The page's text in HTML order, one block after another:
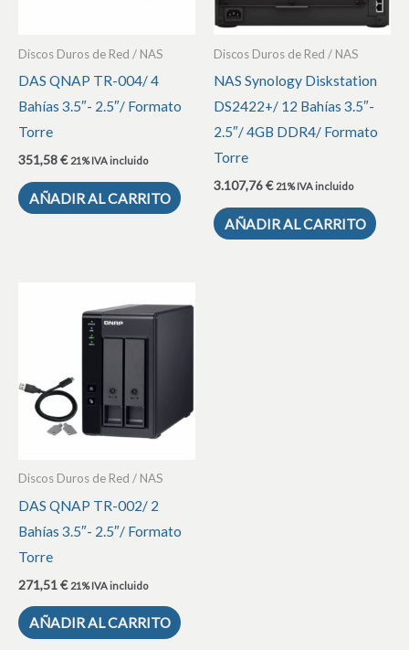
Discos Duros de Red / NAS
DAS QNAP TR-004/ 4
Bahías 3.5″- 2.5″/ Formato
Torre
351,58€ 21% IVA incluido
AÑADIR AL CARRITO
Discos Duros de Red / NAS
NAS Synology Diskstation
DS2422+/ 12 Bahías 3.5″-
2.5″/ 4GB DDR4/ Formato
Torre
3.107,76€ 21% IVA incluido
AÑADIR AL CARRITO
Discos Duros de Red / NAS
DAS QNAP TR-002/ 2
Bahías 3.5″- 2.5″/ Formato
Torre
271,51€ 21% IVA incluido
AÑADIR AL CARRITO